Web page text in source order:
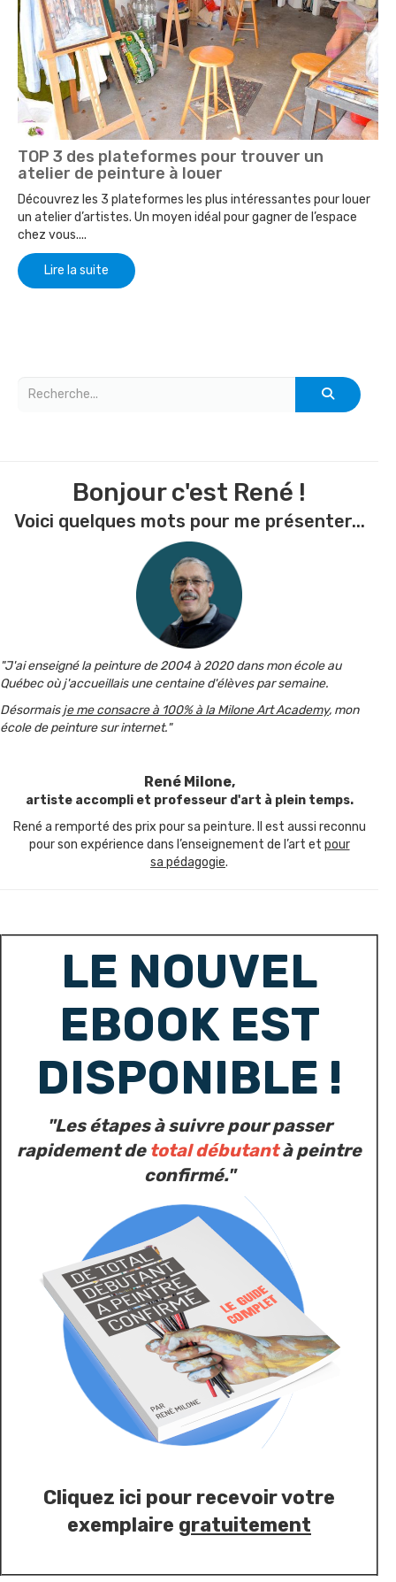
TOP 3 des plateformes pour trouver un
atelier de peinture à louer
Découvrez les 3 plateformes les plus intéressantes pour louer
un atelier d’artistes. Un moyen idéal pour gagner de l’espace
chez vous....
Lire la suite
Bonjour c'est René !
Voici quelques mots pour me présenter...
"J'ai enseigné la peinture de 2004 à 2020 dans mon école au
Québec où j'accueillais une centaine d'élèves par semaine.
Désormaisje me consacre à 100% à la Milone Art Academy, mon
école de peinture sur internet."
René Milone,
artiste accompli et professeur d'art à plein temps.
René a remporté des prix pour sa peinture. Il est aussi reconnu
pour son expérience dans l’enseignement de l’art et pour
sa pédagogie.
LE NOUVEL
EBOOK EST
DISPONIBLE !
"Les étapes à suivre pour passer
rapidement de total débutantà peintre
confirmé."
Cliquez ici pour recevoir votre
exemplaire gratuitement